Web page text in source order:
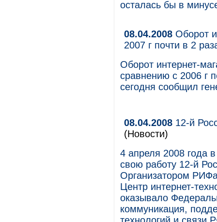
осталась бы в
08.04.2008 Оборот
2007 г почти в 2
Оборот интернет-
сравнению с 2006 г
сегодня сообщил
08.04.2008 12-й
(Новости)
4 апреля 2008 года
свою работу 12-й
Организатором
Центр интернет-
оказывало
коммуникация,